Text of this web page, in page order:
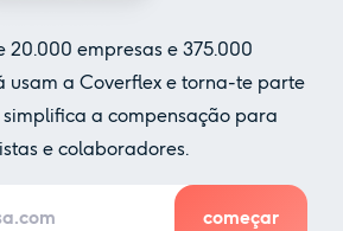
20.000 empresas e 375.000
usam a Coverflex e torna-te parte
a compensação para
e colaboradores.